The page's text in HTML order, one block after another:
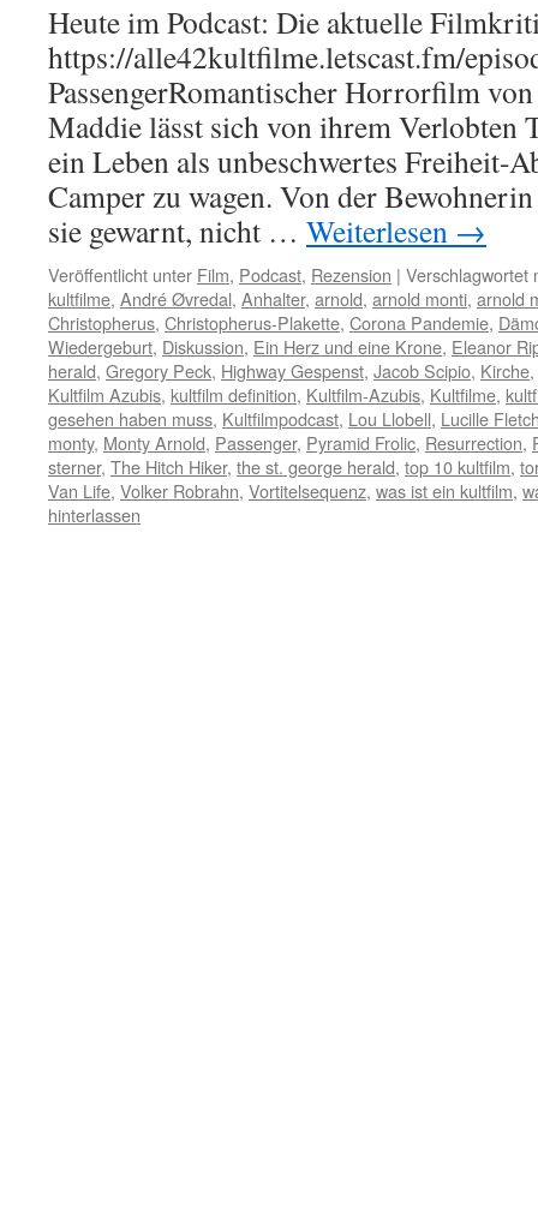
Heute im Podcast: Die aktuelle
https://alle42kultfilme.letscast.fm/
PassengerRomantischer Horrorfilm
Maddie lässt sich von ihrem Verlobten
ein Leben als unbeschwertes Freiheit-
Camper zu wagen. Von der
sie gewarnt, nicht … Weiterlesen →
Veröffentlicht unter Film, Podcast, Rezension | Verschlagwortet
kultfilme, André Øvredal, Anhalter, arnold, arnold monti, arnold
Christopherus, Christopherus-Plakette, Corona Pandemie,
Wiedergeburt, Diskussion, Ein Herz und eine Krone, Eleanor
herald, Gregory Peck, Highway Gespenst, Jacob Scipio, Kirche,
Kultfilm Azubis, kultfilm definition, Kultfilm-Azubis, Kultfilme,
gesehen haben muss, Kultfilmpodcast, Lou Llobell, Lucille
monty, Monty Arnold, Passenger, Pyramid Frolic, Resurrection,
sterner, The Hitch Hiker, the st. george herald, top 10 kultfilm,
Van Life, Volker Robrahn, Vortitelsequenz, was ist ein kultfilm,
hinterlassen